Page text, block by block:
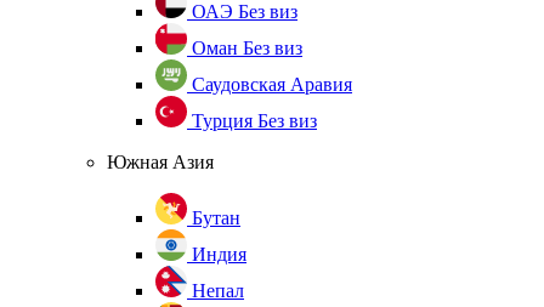
ОАЭ Без виз
Оман Без виз
Саудовская Аравия
Турция Без виз
Южная Азия
Бутан
Индия
Непал